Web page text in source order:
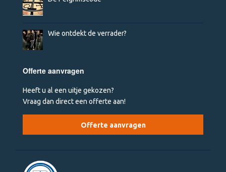
Wie ontdekt de verrader?
Offerte aanvragen
Heeft u al een uitje gekozen?
Vraag dan direct een offerte aan!
Offerte aanvragen